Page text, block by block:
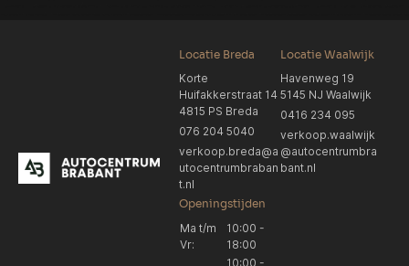
Locatie Breda
Korte
Huifakkerstraat 14
4815 PS Breda
076 204 5040
verkoop.breda@a
utocentrumbraban
t.nl
Locatie Waalwijk
Havenweg 19
5145 NJ Waalwijk
0416 234 095
verkoop.waalwijk
@autocentrumbra
bant.nl
Openingstijden
Ma t/m
Vr:
10:00 -
18:00
10:00 -